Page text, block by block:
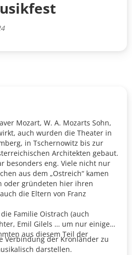
Mozart, W. A. Mozarts Sohn,
auch wurden die Theater in
in Tschernowitz bis zur
Architekten gebaut.
besonders eng. Viele nicht nur
aus dem „Ostreich“ kamen
oder gründeten hier ihren
die Eltern von Franz
Familie Oistrach (auch
Emil Gilels … um nur einige
aus diesem Teil der
Verbindung der Kronländer zu
darstellen.